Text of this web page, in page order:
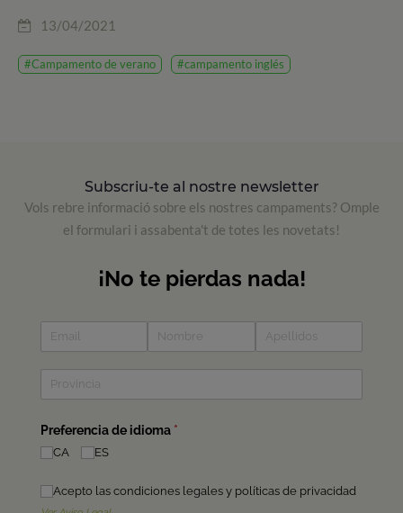
13/04/2021
#Campamento de verano #campamento inglés
Subscriu-te al nostre newsletter
Vols rebre informació sobre els nostres campaments? Omple
el formulari i assabenta't de totes les novetats!